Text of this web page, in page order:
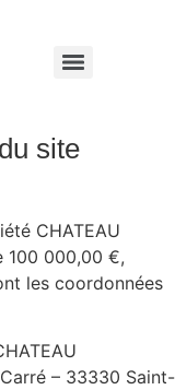
site
CHATEAU
100 000,00 €,
les coordonnées
– 33330 Saint-